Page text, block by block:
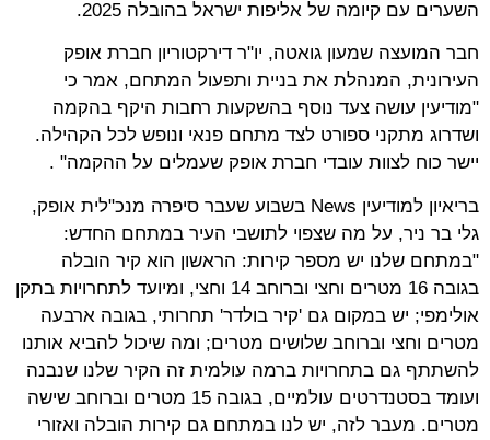
השערים עם קיומה של אליפות ישראל בהובלה 2025.
חבר המועצה שמעון גואטה, יו"ר דירקטוריון חברת אופק
העירונית, המנהלת את בניית ותפעול המתחם, אמר כי
"מודיעין עושה צעד נוסף בהשקעות רחבות היקף בהקמה
ושדרוג מתקני ספורט לצד מתחם פנאי ונופש לכל הקהילה.
יישר כוח לצוות עובדי חברת אופק שעמלים על ההקמה" .
בריאיון למודיעין News בשבוע שעבר סיפרה מנכ"לית אופק,
גלי בר ניר, על מה שצפוי לתושבי העיר במתחם החדש:
"במתחם שלנו יש מספר קירות: הראשון הוא קיר הובלה
בגובה 16 מטרים וחצי וברוחב 14 וחצי, ומיועד לתחרויות בתקן
אולימפי; יש במקום גם 'קיר בולדר' תחרותי, בגובה ארבעה
מטרים וחצי וברוחב שלושים מטרים; ומה שיכול להביא אותנו
להשתתף גם בתחרויות ברמה עולמית זה הקיר שלנו שנבנה
ועומד בסטנדרטים עולמיים, בגובה 15 מטרים וברוחב שישה
מטרים. מעבר לזה, יש לנו במתחם גם קירות הובלה ואזורי